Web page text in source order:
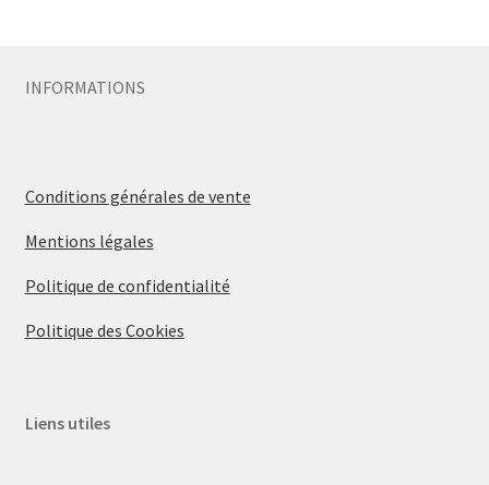
INFORMATIONS
Conditions générales de vente
Mentions légales
Politique de confidentialité
Politique des Cookies
Liens utiles